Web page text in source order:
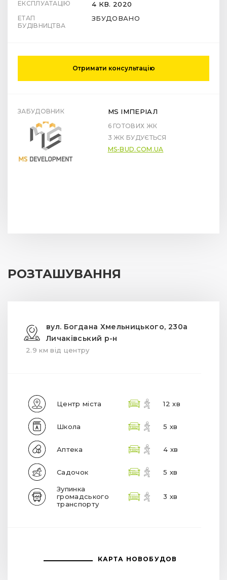
ЕКСПЛУАТАЦІЮ
4 КВ. 2020
ЕТАП
БУДІВНИЦТВА
ЗБУДОВАНО
Отримати консультацію
ЗАБУДОВНИК MS ІМПЕРІАЛ
6 ГОТОВИХ ЖК
3 ЖК БУДУЄТЬСЯ
MS-BUD.COM.UA
РОЗТАШУВАННЯ
вул. Богдана Хмельницького, 230а
Личаківський р-н
2.9 км від центру
Центр міста 12 хв
Школа 5 хв
Аптека 4 хв
Садочок 5 хв
Зупинка
громадського
транспорту
3 хв
КАРТА НОВОБУДОВ